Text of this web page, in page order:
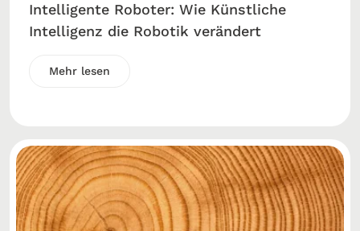
Intelligente Roboter: Wie Künstliche
Intelligenz die Robotik verändert
Mehr lesen